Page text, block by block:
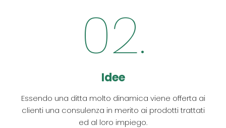
02.
Idee
Essendo una ditta molto dinamica viene offerta ai
clienti una consulenza in merito ai prodotti trattati
ed al loro impiego.